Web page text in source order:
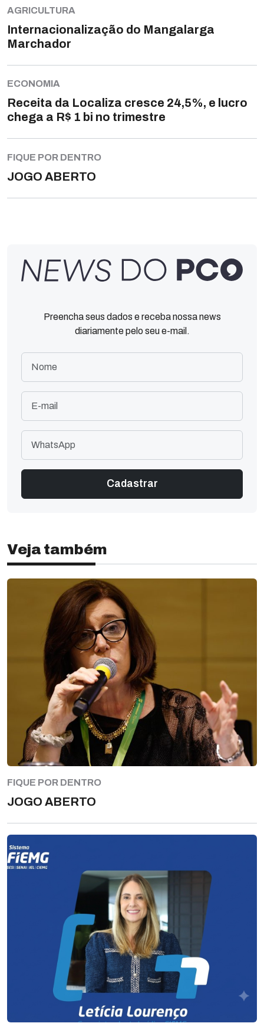
AGRICULTURA
Internacionalização do Mangalarga
Marchador
ECONOMIA
Receita da Localiza cresce 24,5%, e lucro
chega a R$ 1 bi no trimestre
FIQUE POR DENTRO
JOGO ABERTO
Preencha seus dados e receba nossa news
diariamente pelo seu e-mail.
Veja também
FIQUE POR DENTRO
JOGO ABERTO